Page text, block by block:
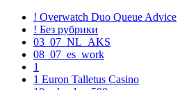
! Overwatch Duo Queue Advice
! Без рубрики
03_07_NL_AKS
08_07_es_work
1
1 Euron Talletus Casino